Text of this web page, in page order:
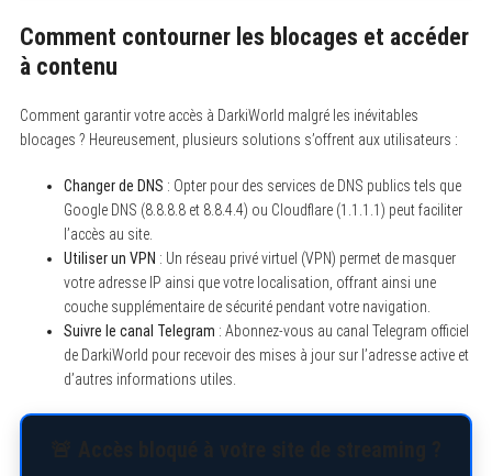
Comment contourner les blocages et accéder
à contenu
Comment garantir votre accès à DarkiWorld malgré les inévitables
blocages ? Heureusement, plusieurs solutions s’offrent aux utilisateurs :
Changer de DNS : Opter pour des services de DNS publics tels que
Google DNS (8.8.8.8 et 8.8.4.4) ou Cloudflare (1.1.1.1) peut faciliter
l’accès au site.
Utiliser un VPN : Un réseau privé virtuel (VPN) permet de masquer
votre adresse IP ainsi que votre localisation, offrant ainsi une
couche supplémentaire de sécurité pendant votre navigation.
Suivre le canal Telegram : Abonnez-vous au canal Telegram officiel
de DarkiWorld pour recevoir des mises à jour sur l’adresse active et
d’autres informations utiles.